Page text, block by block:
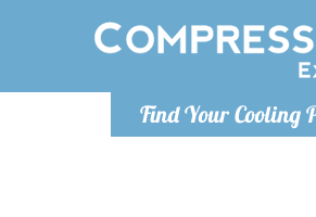
Find Your Cooling